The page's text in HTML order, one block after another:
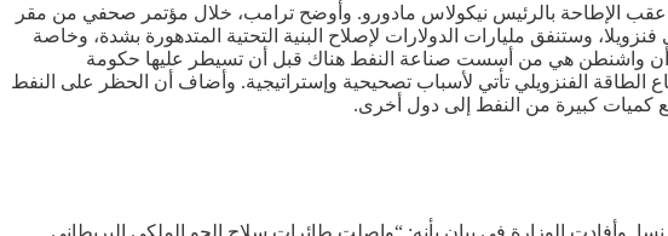
عقب الإطاحة بالرئيس نيكولاس مادورو. وأوضح ترامب، خلال مؤتمر صحفي من مقر
وستنفق مليارات الدولارات لإصلاح البنية التحتية المتدهورة بشدة، وخاصة
أن واشنطن هي من أسست صناعة النفط هناك قبل أن تسيطر عليها حكومة
الطاقة الفنزويلي تأتي لأسباب تصحيحية وإستراتيجية. وأضاف أن الحظر على النفط
كميات كبيرة من النفط إلى دول أخرى.